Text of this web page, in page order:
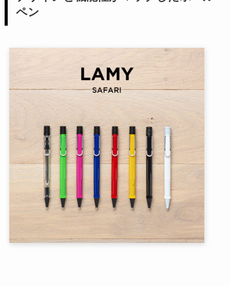
ペン